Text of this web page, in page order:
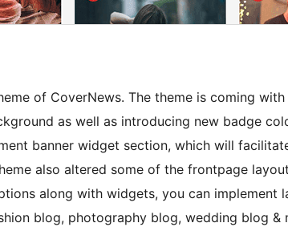
of CoverNews. The theme is coming
as well as introducing new badge
banner widget section, which will
also altered some of the frontpage
along with widgets, you can implement
blog, photography blog, wedding blog &